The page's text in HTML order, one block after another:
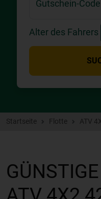
Gutschein-
Alter des Fahrers
Startseite Flotte ATV